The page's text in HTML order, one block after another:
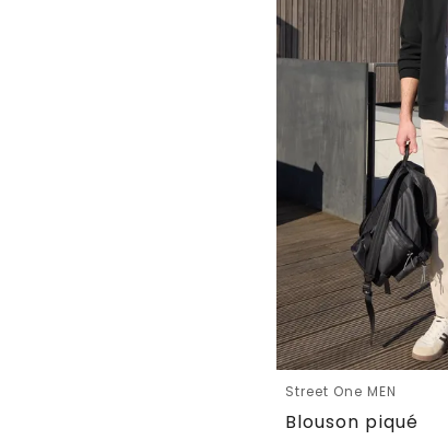
Street One MEN
Blouson piqué